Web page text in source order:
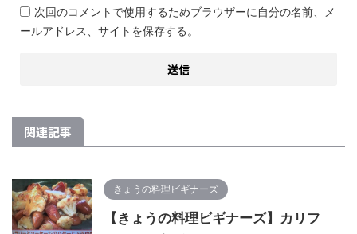
次回のコメントで使用するためブラウザーに自分の名前、メ
ールアドレス、サイトを保存する。
関連記事
きょうの料理ビギナーズ
【きょうの料理ビギナーズ】カリフ